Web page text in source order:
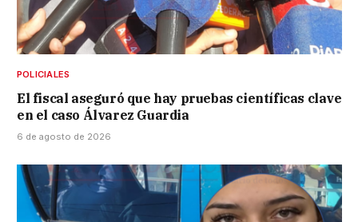
POLICIALES
El fiscal aseguró que hay pruebas científicas clave
en el caso Álvarez Guardia
6 de agosto de 2026